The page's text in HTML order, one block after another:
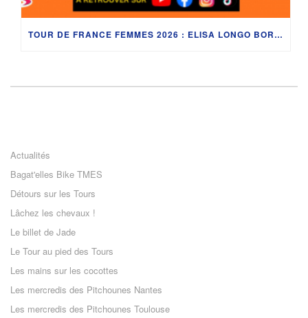
TOUR DE FRANCE FEMMES 2026 : ELISA LONGO BORGHINI, ÉVITA MUZIC, JULIE BEGO, ALICIA GONZÁLEZ ET LES SECRETS DU LAC LÉMAN AVEC DÉDÉ
Actualités
Bagat'elles Bike TMES
Détours sur les Tours
Lâchez les chevaux !
Le billet de Jade
Le Tour au pied des Tours
Les mains sur les cocottes
Les mercredis des Pitchounes Nantes
Les mercredis des Pitchounes Toulouse